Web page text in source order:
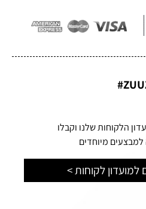
הלקוחות שלנו וקבלו
למבצעים מיוחדים
לקוחות >